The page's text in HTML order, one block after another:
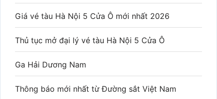
Giá vé tàu Hà Nội 5 Cửa Ô mới nhất 2026
Thủ tục mở đại lý vé tàu Hà Nội 5 Cửa Ô
Ga Hải Dương Nam
Thông báo mới nhất từ Đường sắt Việt Nam